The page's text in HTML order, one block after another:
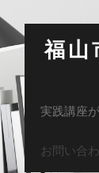
福山
実践講座
お問い合わ